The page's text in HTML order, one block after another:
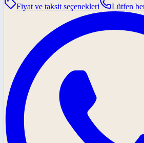
Fiyat ve taksit seçenekleri
Lütfen